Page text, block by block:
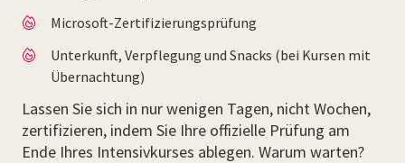
Microsoft-Zertifizierungsprüfung
Unterkunft, Verpflegung und Snacks (bei Kursen mit
Übernachtung)
Lassen Sie sich in nur wenigen Tagen, nicht Wochen,
zertifizieren, indem Sie Ihre offizielle Prüfung am
Ende Ihres Intensivkurses ablegen. Warum warten?